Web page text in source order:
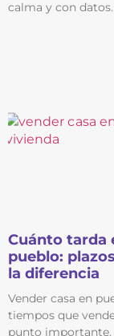
calma y con
Cuánto tarda
pueblo:
la diferencia
Vender casa en
tiempos que
punto importante,